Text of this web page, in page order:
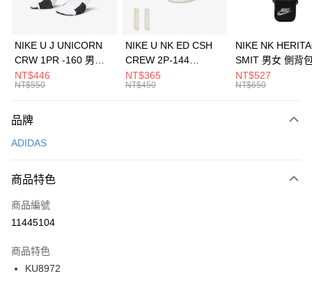
上海商業儲蓄銀行
元大商業銀行
台灣樂天信用卡公司
Apple Pay
全盈+PAY
AFTEE先享後付
【關於「AFTEE先享後付」】
便利好安心！
３．安心：先確認商品／服務後，再付款。
【「AFTEE先享後付」結帳流程】
１．於結帳方式選擇「AFTEE先享後付」後，將跳轉至「AFTEE先享後付」
２．訂單成立數日內，您將收到繳費通知簡訊。
３．收到繳費通知簡訊後14天內，點擊此簡訊中的連結，可透過四大超商／
ATM／網路銀行／等多元方式進行付款，方視為交易完成。
運送方式
每筆NT$100，滿NT$1,500(含以上)免運費
宅配
每筆NT$100，滿NT$1,500(含以上)免運費
付款後門市自取
每筆NT$100，滿NT$1,500(含以上)免運費
NIKE U J UNICORN
CRW 1PR -160 男女
中統襪 FZ3393100
NT$446
NT$550
NIKE U NK ED CSH
CREW 2P-144
EMBRDY 男女 短統襪
FZ3073133
NT$365
NT$450
NIKE NK
SMIT 男女 側背
BA5871010
NT$527
NT$650
品牌
ADIDAS
商品特色
商品編號
11445104
商品特色
KU8972